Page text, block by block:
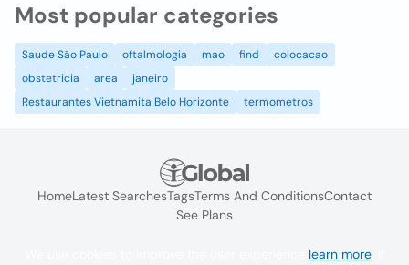
Most popular categories
Saude São Paulo oftalmologia mao find
colocacao
obstetricia
area
janeiro
Restaurantes Vietnamita Belo Horizonte
termometros
HomeLatest SearchesTagsTerms And ConditionsContact
See Plans
learn more. If